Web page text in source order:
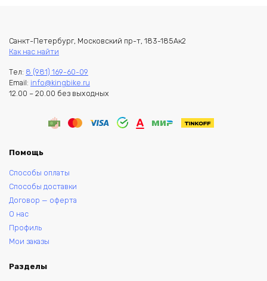
Санкт-Петербург, Московский пр-т, 183-185Ак2
Как нас найти
Тел: 8 (981) 169-60-09
Email: info@kingbike.ru
12.00 – 20.00 без выходных
Помощь
Способы оплаты
Способы доставки
Договор — оферта
О нас
Профиль
Мои заказы
Разделы